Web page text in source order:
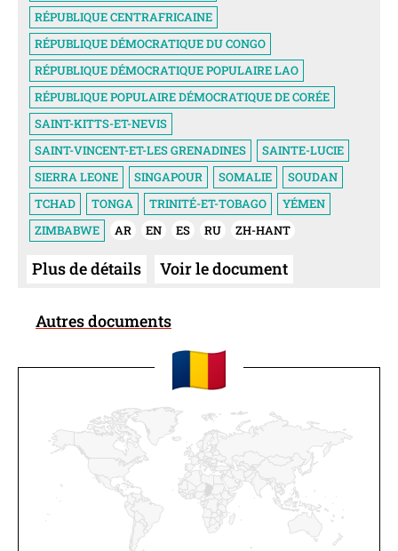
RÉPUBLIQUE CENTRAFRICAINE
RÉPUBLIQUE DÉMOCRATIQUE DU CONGO
RÉPUBLIQUE DÉMOCRATIQUE POPULAIRE LAO
RÉPUBLIQUE POPULAIRE DÉMOCRATIQUE DE CORÉE
SAINT-KITTS-ET-NEVIS
SAINT-VINCENT-ET-LES GRENADINES
SAINTE-LUCIE
SIERRA LEONE
SINGAPOUR SOMALIE
SOUDAN
TCHAD
TONGA TRINITÉ-ET-TOBAGO
YÉMEN
ZIMBABWE
AR EN ES RU ZH-HANT
Plus de détails Voir le document
Autres documents